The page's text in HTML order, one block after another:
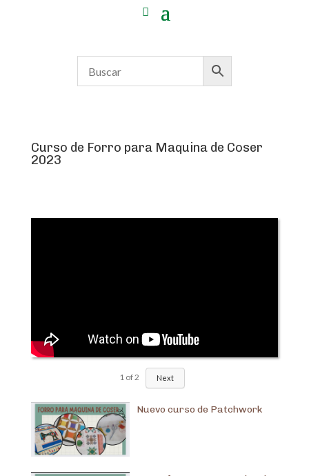
Curso de Forro para Maquina de Coser
2023
1 of2 Next
Nuevo curso de Patchwork